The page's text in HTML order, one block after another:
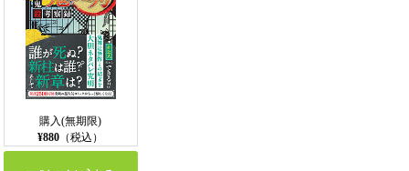
7~8巻 無限列車編
8~11巻 吉原遊郭編
12~16巻 刀鍛冶の里・柱稽古編
16~23 巻 無限城決戦編
■第三章 子孫&転生の考察
------------
鬼滅の刃 平安~令和年表
「生」は苦しく、限りあるからこそ美しい 作品を貫く輪廻転生の思想
購入(無期限)
¥880 （税込）